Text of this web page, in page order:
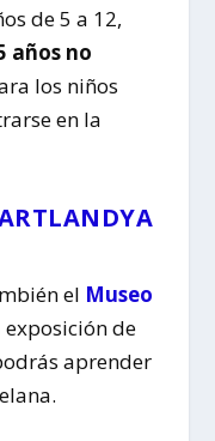
de 5 a 12,
años no
los niños
en la
el Museo
exposición de
aprender